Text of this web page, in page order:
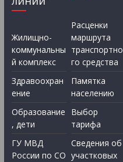
Жилищно-
коммунальны
й комплекс
Здравоохран
ение
Образование
, дети
ГУ МВД
России по СО
Расценки
маршрута
транспортно
го средства
Памятка
населению
Выбор
тарифа
Сведения об
участковых